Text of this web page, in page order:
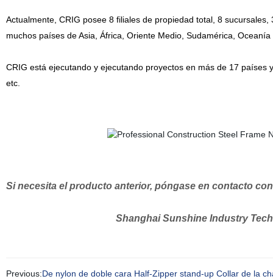
Actualmente, CRIG posee 8 filiales de propiedad total, 8
muchos países de Asia, África, Oriente Medio, Sudamérica,
CRIG está ejecutando y ejecutando proyectos en más de 17
etc.
Si necesita el producto anterior, póngase en contacto
Shanghai SunshineIndustry
Previous:De nylon de doble cara Half-Zipper stand-up Collar de la